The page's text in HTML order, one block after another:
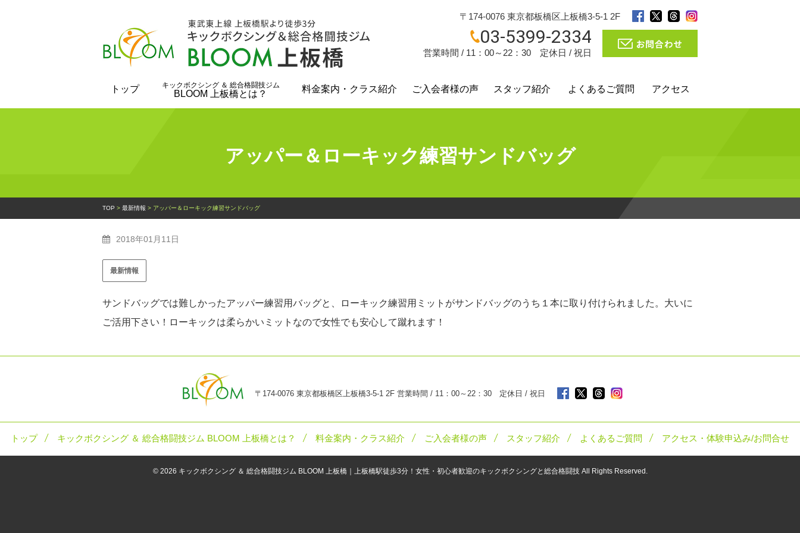
〒174-0076 東京都板橋区上板橋3-5-1 2F
03-5399-2334
営業時間 / 11：00～22：30 定休日 / 祝日
トップ キックボクシング ＆ 総合格闘技ジム
BLOOM 上板橋とは？ 料金案内・クラス紹介 ご入会者様の声 スタッフ紹介 よくあるご質問 アクセス
アッパー＆ローキック練習サンドバッグ
TOP > 最新情報 > アッパー＆ローキック練習サンドバッグ
2018年01月11日
最新情報
サンドバッグでは難しかったアッパー練習用バッグと、ローキック練習用ミットがサンドバッグのうち１本に取り付けられました。大いに
ご活用下さい！ローキックは柔らかいミットなので女性でも安心して蹴れます！
〒174-0076 東京都板橋区上板橋3-5-1 2F 営業時間 / 11：00～22：30 定休日 / 祝日
トップ キックボクシング ＆ 総合格闘技ジム BLOOM 上板橋とは？ 料金案内・クラス紹介 ご入会者様の声 スタッフ紹介 よくあるご質問 アクセス・体験申込み/お問合せ
© 2026 キックボクシング ＆ 総合格闘技ジム BLOOM 上板橋｜上板橋駅徒歩3分！女性・初心者歓迎のキックボクシングと総合格闘技All Rights Reserved.